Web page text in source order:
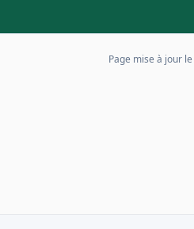
Page mise à jour le